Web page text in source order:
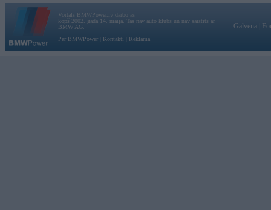
Vortāls BMWPower.lv darbojas
kopš 2002. gada 14. maija. Tas nav auto klubs un nav saistīts ar
BMW AG.
Par BMWPower
Kontakti Reklāma
Galvena